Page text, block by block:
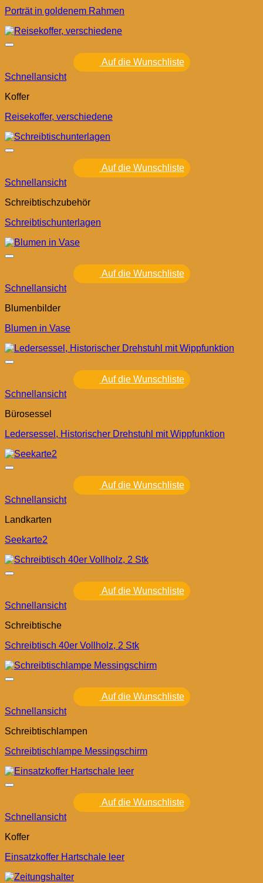
Porträt in goldenem Rahmen
Auf die Wunschliste
Schnellansicht
Koffer
Reisekoffer, verschiedene
Auf die Wunschliste
Schnellansicht
Schreibtischzubehör
Schreibtischunterlagen
Auf die Wunschliste
Schnellansicht
Blumenbilder
Blumen in Vase
Auf die Wunschliste
Schnellansicht
Bürosessel
Ledersessel, Historischer Drehstuhl mit Wippfunktion
Auf die Wunschliste
Schnellansicht
Landkarten
Seekarte2
Auf die Wunschliste
Schnellansicht
Schreibtische
Schreibtisch 40er Vollholz, 2 Stk
Auf die Wunschliste
Schnellansicht
Schreibtischlampen
Schreibtischlampe Messingschirm
Auf die Wunschliste
Schnellansicht
Koffer
Einsatzkoffer Hartschale leer